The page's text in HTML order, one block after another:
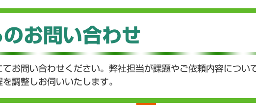
お問い合わせ
お問い合わせください。弊社担当が課題やご依頼内容につい
調整しお伺いいたします。